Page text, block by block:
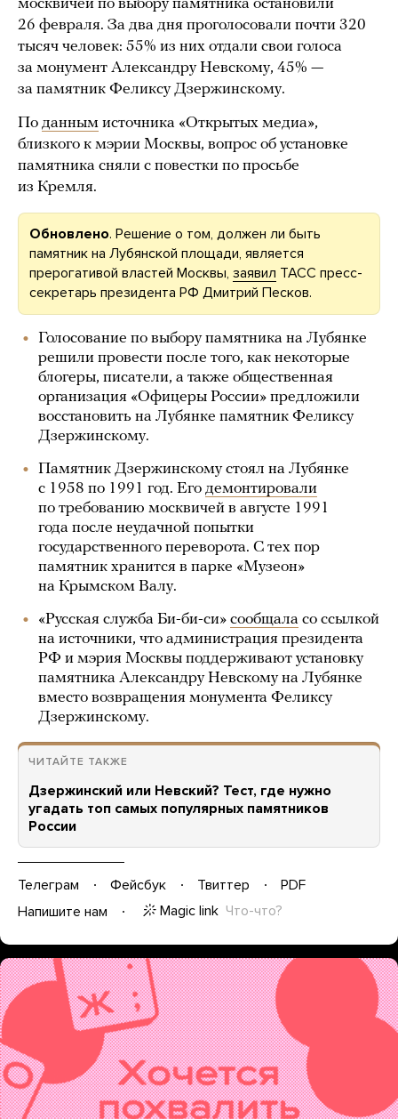
москвичей по выбору памятника остановили
26 февраля. За два дня проголосовали почти 320
тысяч человек: 55% из них отдали свои голоса
за монумент Александру Невскому, 45% —
за памятник Феликсу Дзержинскому.
По данным источника «Открытых медиа»,
близкого к мэрии Москвы, вопрос об установке
памятника сняли с повестки по просьбе
из Кремля.
Обновлено. Решение о том, должен ли быть
памятник на Лубянской площади, является
прерогативой властей Москвы, заявил ТАСС пресс-
секретарь президента РФ Дмитрий Песков.
Голосование по выбору памятника на Лубянке
решили провести после того, как некоторые
блогеры, писатели, а также общественная
организация «Офицеры России» предложили
восстановить на Лубянке памятник Феликсу
Дзержинскому.
Памятник Дзержинскому стоял на Лубянке
с 1958 по 1991 год. Его демонтировали
по требованию москвичей в августе 1991
года после неудачной попытки
государственного переворота. С тех пор
памятник хранится в парке «Музеон»
на Крымском Валу.
«Русская служба Би-би-си» сообщала со ссылкой
на источники, что администрация президента
РФ и мэрия Москвы поддерживают установку
памятника Александру Невскому на Лубянке
вместо возвращения монумента Феликсу
Дзержинскому.
ЧИТАЙТЕ ТАКЖЕ
Дзержинский или Невский? Тест, где нужно
угадать топ самых популярных памятников
России
Телеграм Фейсбук Твиттер
PDF
Напишите нам
Magic link Что-что?